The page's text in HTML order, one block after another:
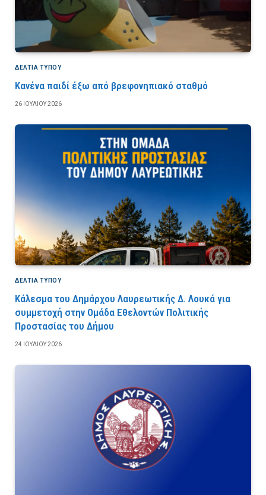
ΔΕΛΤΙΑ ΤΥΠΟΥ
Κανένα παιδί έξω από βρεφονηπιακό σταθμό
26 ΙΟΥΛΊΟΥ 2026
ΔΕΛΤΙΑ ΤΥΠΟΥ
Κάλεσμα του Δημάρχου Λαυρεωτικής Δ. Λουκά για
συμμετοχή στην Ομάδα Εθελοντών Πολιτικής
Προστασίας του Δήμου
24 ΙΟΥΛΊΟΥ 2026